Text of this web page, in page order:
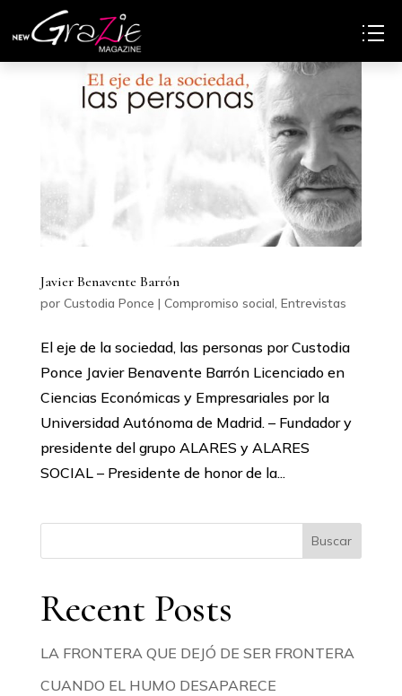
Javier Benavente Barrón
por Custodia Ponce | Compromiso social, Entrevistas
El eje de la sociedad, las personas por Custodia
Ponce Javier Benavente Barrón Licenciado en
Ciencias Económicas y Empresariales por la
Universidad Autónoma de Madrid. – Fundador y
presidente del grupo ALARES y ALARES
SOCIAL – Presidente de honor de la...
Buscar
Recent Posts
LA FRONTERA QUE DEJÓ DE SER FRONTERA
CUANDO EL HUMO DESAPARECE